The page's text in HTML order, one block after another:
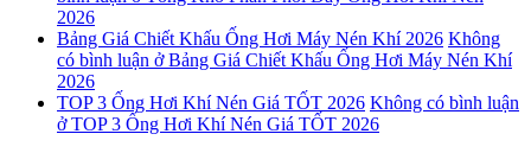
2026
Bảng Giá Chiết Khấu Ống Hơi Máy Nén Khí 2026 Không
có bình luận ở Bảng Giá Chiết Khấu Ống Hơi Máy Nén Khí
2026
TOP 3 Ống Hơi Khí Nén Giá TỐT 2026 Không có bình luận
ở TOP 3 Ống Hơi Khí Nén Giá TỐT 2026